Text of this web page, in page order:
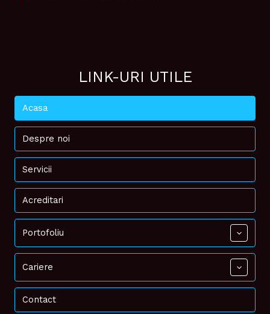
LINK-URI UTILE
Acasa
Despre noi
Servicii
Acreditari
Portofoliu
Cariere
Contact